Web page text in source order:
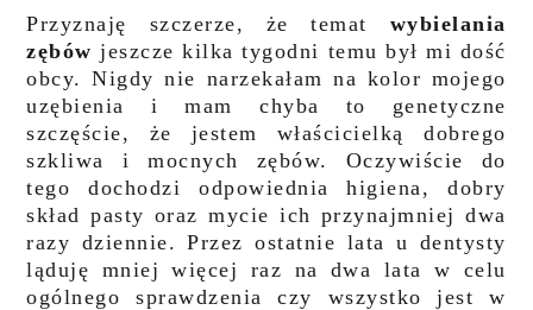
Przyznaję szczerze, że temat wybielania
zębów jeszcze kilka tygodni temu był mi dość
obcy. Nigdy nie narzekałam na kolor mojego
uzębienia i mam chyba to genetyczne
szczęście, że jestem właścicielką dobrego
szkliwa i mocnych zębów. Oczywiście do
tego dochodzi odpowiednia higiena, dobry
skład pasty oraz mycie ich przynajmniej dwa
razy dziennie. Przez ostatnie lata u dentysty
ląduję mniej więcej raz na dwa lata w celu
ogólnego sprawdzenia czy wszystko jest w